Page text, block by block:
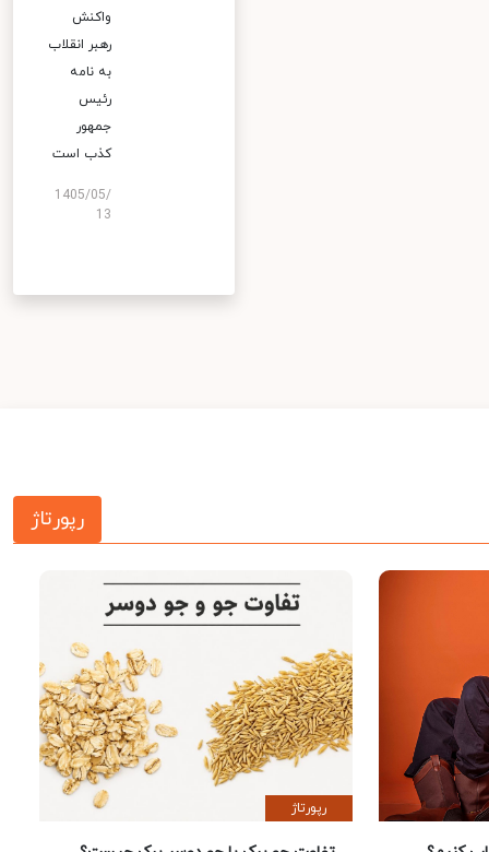
واکنش
رهبر انقلاب
به نامه
رئیس
جمهور
کذب است
1405/05/
13
رپورتاژ
رپورتاژ